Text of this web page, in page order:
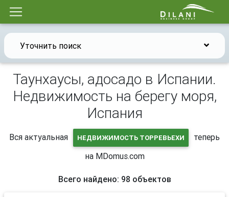
Уточнить поиск
Таунхаусы, адосадо в Испании.
Недвижимость на берегу моря,
Испания
Вся актуальная НЕДВИЖИМОСТЬ ТОРРЕВЬЕХИ
теперь
на MDomus.com
Всего найдено: 98 объектов